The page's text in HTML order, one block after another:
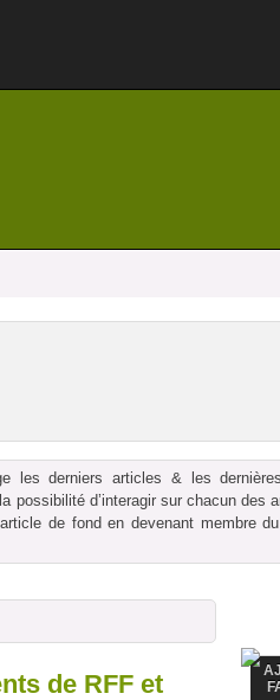
les derniers articles & les
possibilité d’interagir sur chacun des
de fond en devenant membre
de RFF et